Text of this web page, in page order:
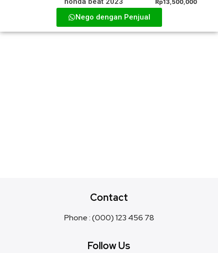
Rp13,500,000
Nego dengan Penjual
Contact
Phone : (000) 123 456 78
Follow Us